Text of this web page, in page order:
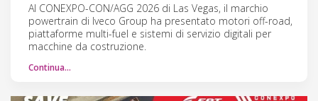
Al CONEXPO-CON/AGG 2026 di Las Vegas, il marchio
powertrain di Iveco Group ha presentato motori off-road,
piattaforme multi-fuel e sistemi di servizio digitali per
macchine da costruzione.
Continua…